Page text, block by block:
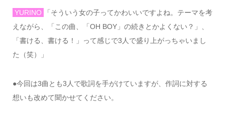
YURINO
「そういう女の子ってかわいいですよね。テーマを考
えながら、「この曲、「 OH BOY」の続きとかよくない？」、
「書ける、書ける！」って感じで3 人で盛り上がっちゃいまし
た（笑）」
●今回は3曲とも3人で歌詞を手がけていますが、作詞に対する
想いも改めて聞かせてください。